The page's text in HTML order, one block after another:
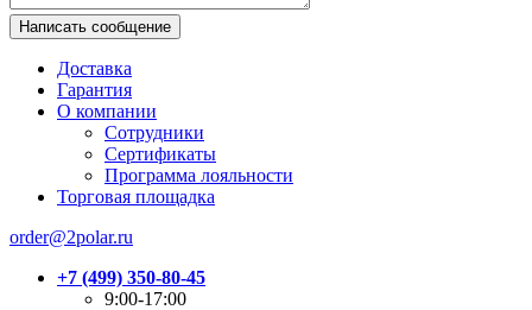
Написать сообщение
Доставка
Гарантия
О компании
Сотрудники
Сертификаты
Программа лояльности
Торговая площадка
order@2polar.ru
+7 (499) 350-80-45
9:00-17:00